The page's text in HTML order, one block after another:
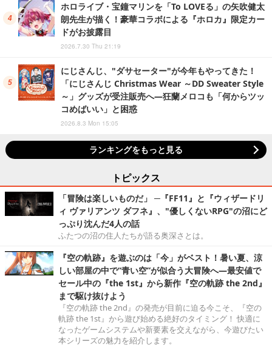
ホロライブ・宝鐘マリンを「To LOVEる」の矢吹健太
朗先生が描く！豪華コラボによる『ホロカ』限定カー
ドがお披露目
2026.7.30 Thu 21:19
にじさんじ、"ダサセーター"が今年もやってきた！
「にじさんじ Christmas Wear ～DD Sweater Style
～」グッズが受注販売へ―狂蘭メロコも「何からツッ
コめばいい」と困惑
2026.8.3 Mon 15:05
ランキングをもっと見る
トピックス
「冒険は楽しいものだ」 ─『FF11』と『ウィザードリ
ィ ヴァリアンツ ダフネ』、"優しくないRPG"の沼にど
っぷり沈んだ4人の話
ふたつの沼の住人たちが語る奥深さとは。
『空の軌跡』を遊ぶのは「今」がベスト！暑い夏、涼
しい部屋の中で“青い空”が似合う大冒険へ―最安値で
セール中の『the 1st』から新作『空の軌跡 the 2nd』
まで駆け抜けよう
『空の軌跡 the 2nd』の発売が目前に迫る今こそ、『空の
軌跡 the 1st』から遊び始める絶好のタイミング！ 快適に
なったゲームシステムや新要素を交えながら、今遊びたい
本シリーズの魅力を紹介します。